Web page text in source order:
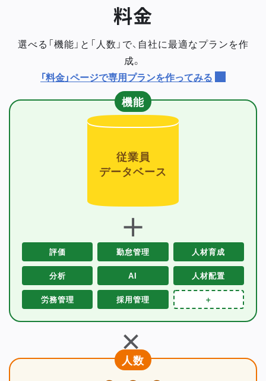
料金
選べる「機能」と「人数」で、自社に最適なプランを作
成。
「料金」ページで専用プランを作ってみる
機能
従業員
データベース
＋
評価 勤怠管理 人材育成
分析 AI 人材配置
労務管理 採用管理 ＋
＋
人数